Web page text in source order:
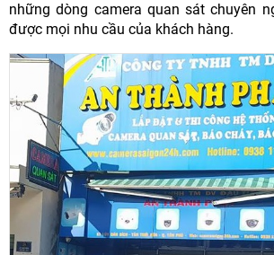
những dòng camera quan sát chuyên
được mọi nhu cầu của khách hàng.